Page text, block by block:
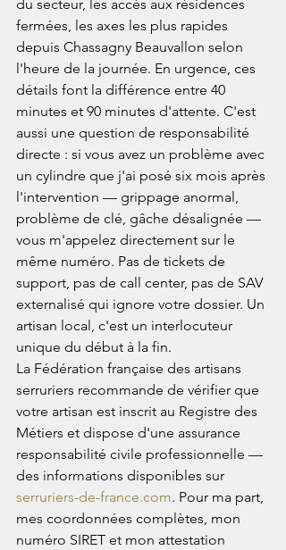
du secteur, les accès aux résidences
fermées, les axes les plus rapides
depuis Chassagny Beauvallon selon
l'heure de la journée. En urgence, ces
détails font la différence entre 40
minutes et 90 minutes d'attente. C'est
aussi une question de responsabilité
directe : si vous avez un problème avec
un cylindre que j'ai posé six mois après
l'intervention — grippage anormal,
problème de clé, gâche désalignée —
vous m'appelez directement sur le
même numéro. Pas de tickets de
support, pas de call center, pas de SAV
externalisé qui ignore votre dossier. Un
artisan local, c'est un interlocuteur
unique du début à la fin.
La Fédération française des artisans
serruriers recommande de vérifier que
votre artisan est inscrit au Registre des
Métiers et dispose d'une assurance
responsabilité civile professionnelle —
des informations disponibles sur
serruriers-de-france.com. Pour ma part,
mes coordonnées complètes, mon
numéro SIRET et mon attestation